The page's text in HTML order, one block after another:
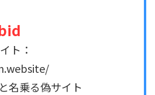
ト：
名乗る偽サイト